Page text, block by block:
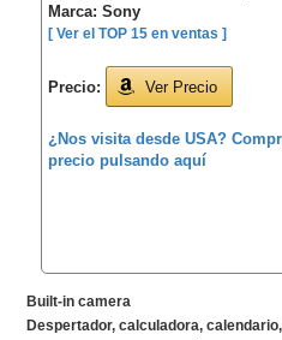
Marca: Sony
[ Ver el TOP 15 en ventas ]
Precio: Ver Precio
¿Nos visita desde USA?
precio pulsando aquí
Built-in camera
Despertador, calculadora,